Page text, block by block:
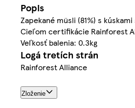
Popis
Zapekané müsli (81%) s
Cieľom certifikácie Rainforest
Veľkosť balenia: 0.3kg
Logá tretích strán
Rainforest Alliance
Zloženie